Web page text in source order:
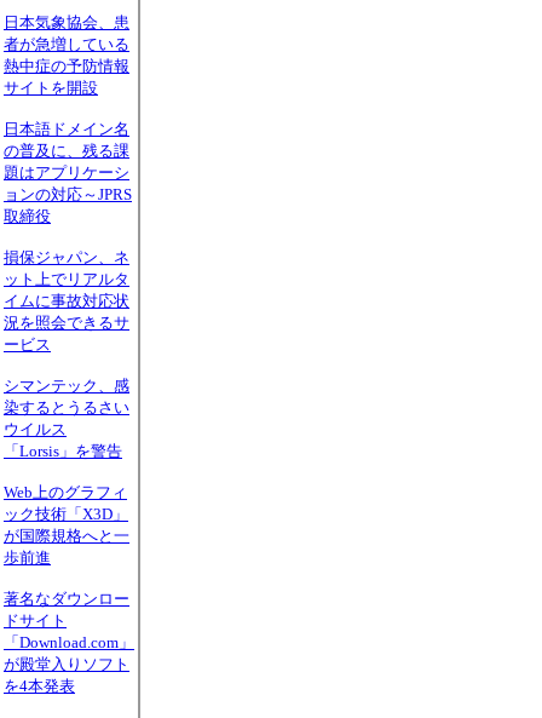
日本気象協会、患
者が急増している
熱中症の予防情報
サイトを開設
日本語ドメイン名
の普及に、残る課
題はアプリケーシ
ョンの対応～JPRS
取締役
損保ジャパン、ネ
ット上でリアルタ
イムに事故対応状
況を照会できるサ
ービス
シマンテック、感
染するとうるさい
ウイルス
「Lorsis」を警告
Web上のグラフィ
ック技術「X3D」
が国際規格へと一
歩前進
著名なダウンロー
ドサイト
「Download.com」
が殿堂入りソフト
を4本発表